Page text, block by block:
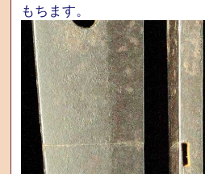
もちます。